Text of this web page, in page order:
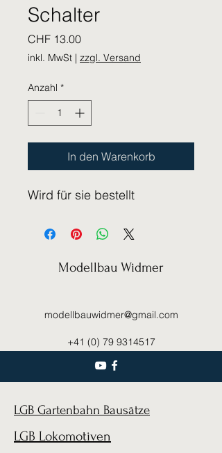
Schalter
CHF 13.00Preis
inkl. MwSt | zzgl. Versand
Anzahl *
In den Warenkorb
Wird für sie bestellt
Modellbau Widmer
modellbauwidmer@gmail.com
+41 (0) 79 9314517
LGB Gartenbahn Bausätze
LGB Lokomotiven